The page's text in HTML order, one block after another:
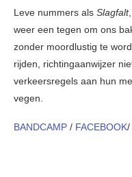
Leve nummers als Slagfalt,
weer een tegen om ons
zonder moordlustig te
rijden, richtingaanwijzer
verkeersregels aan hun
vegen.
BANDCAMP / FACEBOOK/